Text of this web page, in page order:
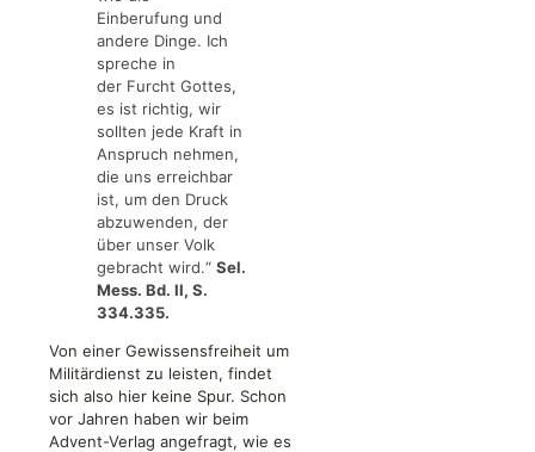
Einberufung und
andere Dinge. Ich
spreche in
der Furcht Gottes,
es ist richtig, wir
sollten jede Kraft in
Anspruch nehmen,
die uns erreichbar
ist, um den Druck
abzuwenden, der
über unser Volk
gebracht wird.“ Sel.
Mess. Bd. II, S.
334.335.
Von einer Gewissensfreiheit um
Militärdienst zu leisten, findet
sich also hier keine Spur. Schon
vor Jahren haben wir beim
Advent-Verlag angefragt, wie es